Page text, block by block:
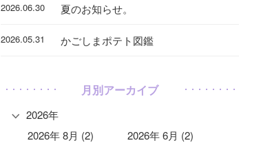
2026.06.30 夏のお知らせ。
2026.05.31 かごしまポテト図鑑
月別アーカイブ
2026年
2026年 8月 (2)
2026年 6月 (2)